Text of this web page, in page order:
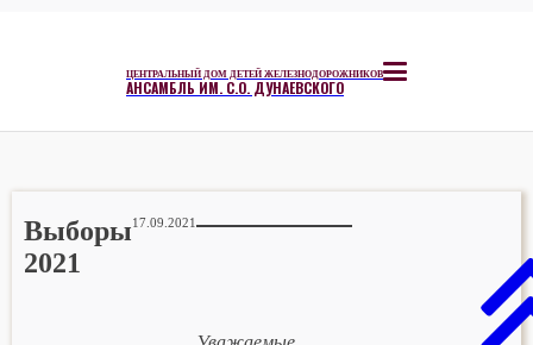
ЦЕНТРАЛЬНЫЙ ДОМ ДЕТЕЙ ЖЕЛЕЗНОДОРОЖНИКОВ
АНСАМБЛЬ ИМ. С.О. ДУНАЕВСКОГО
Выборы
2021
17.09.2021